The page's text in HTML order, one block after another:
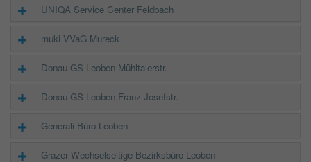
UNIQA Service Center Feldbach
muki VVaG Mureck
Donau GS Leoben Mühltalerstr.
Donau GS Leoben Franz Josefstr.
Generali Büro Leoben
Grazer Wechselseitige Bezirksbüro Leoben